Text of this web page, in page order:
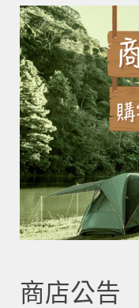
商店公告